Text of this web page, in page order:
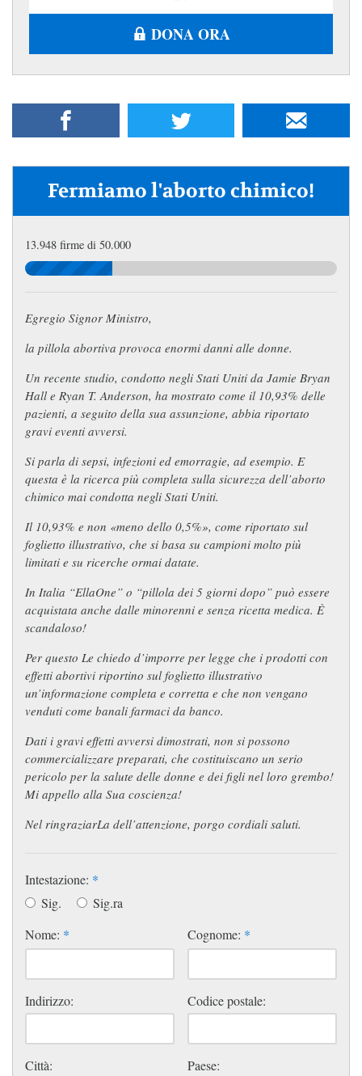
DONA ORA
Fermiamo l'aborto chimico!
13.948 firme di 50.000
Egregio Signor Ministro,
la pillola abortiva provoca enormi danni alle donne.
Un recente studio, condotto negli Stati Uniti da Jamie Bryan
Hall e Ryan T. Anderson, ha mostrato come il 10,93% delle
pazienti, a seguito della sua assunzione, abbia riportato
gravi eventi avversi.
Si parla di sepsi, infezioni ed emorragie, ad esempio. E
questa è la ricerca più completa sulla sicurezza dell’aborto
chimico mai condotta negli Stati Uniti.
Il 10,93% e non «meno dello 0,5%», come riportato sul
foglietto illustrativo, che si basa su campioni molto più
limitati e su ricerche ormai datate.
In Italia “EllaOne” o “pillola dei 5 giorni dopo” può essere
acquistata anche dalle minorenni e senza ricetta medica. È
scandaloso!
Per questo Le chiedo d’imporre per legge che i prodotti con
effetti abortivi riportino sul foglietto illustrativo
un’informazione completa e corretta e che non vengano
venduti come banali farmaci da banco.
Dati i gravi effetti avversi dimostrati, non si possono
commercializzare preparati, che costituiscano un serio
pericolo per la salute delle donne e dei figli nel loro grembo!
Mi appello alla Sua coscienza!
Nel ringraziarLa dell’attenzione, porgo cordiali saluti.
Intestazione: *
Sig.
Sig.ra
Nome: * Cognome: *
Indirizzo: Codice postale:
Città: Paese: